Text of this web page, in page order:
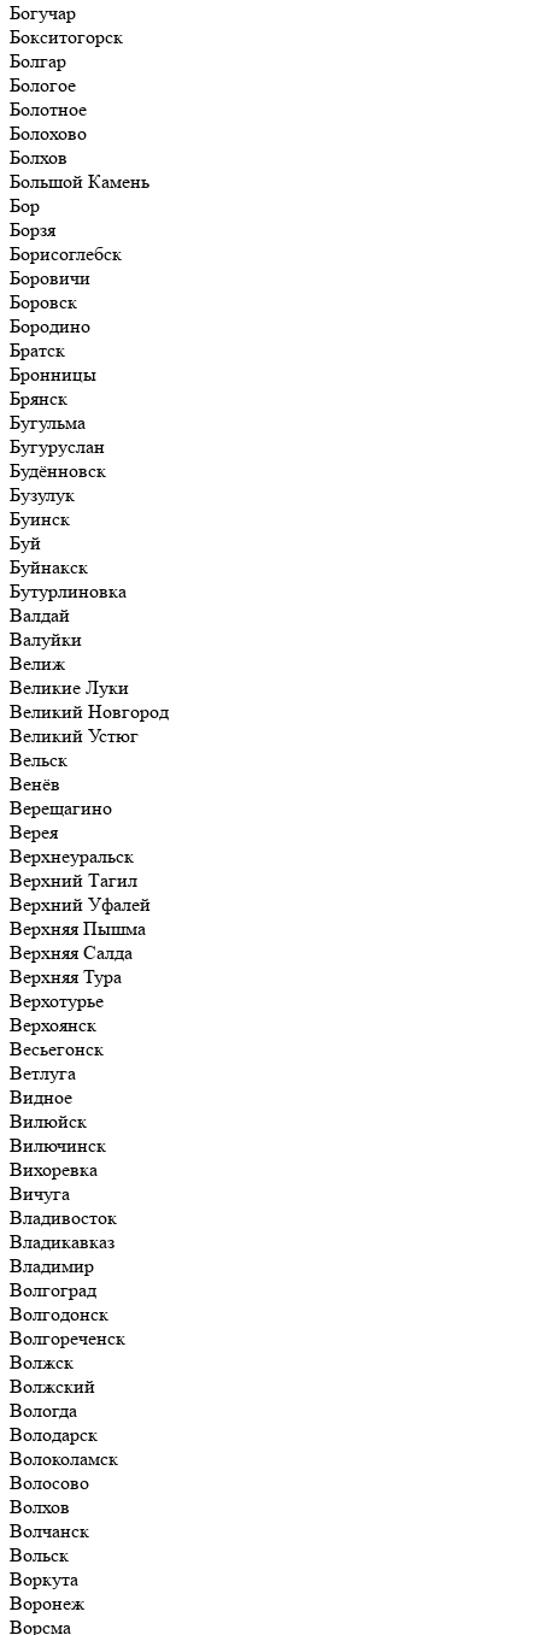
Богучар
Бокситогорск
Болгар
Бологое
Болотное
Болохово
Болхов
Большой Камень
Бор
Борзя
Борисоглебск
Боровичи
Боровск
Бородино
Братск
Бронницы
Брянск
Бугульма
Бугуруслан
Будённовск
Бузулук
Буинск
Буй
Буйнакск
Бутурлиновка
Валдай
Валуйки
Велиж
Великие Луки
Великий Новгород
Великий Устюг
Вельск
Венёв
Верещагино
Верея
Верхнеуральск
Верхний Тагил
Верхний Уфалей
Верхняя Пышма
Верхняя Салда
Верхняя Тура
Верхотурье
Верхоянск
Весьегонск
Ветлуга
Видное
Вилюйск
Вилючинск
Вихоревка
Вичуга
Владивосток
Владикавказ
Владимир
Волгоград
Волгодонск
Волгореченск
Волжск
Волжский
Вологда
Володарск
Волоколамск
Волосово
Волхов
Волчанск
Вольск
Воркута
Воронеж
Ворсма